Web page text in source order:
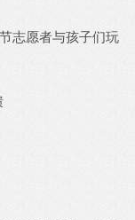
志愿者与孩子们玩